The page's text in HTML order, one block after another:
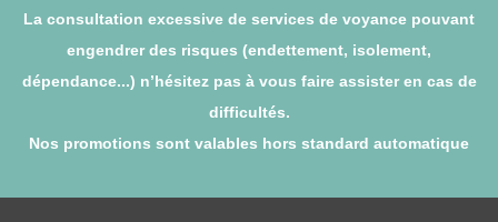
La consultation excessive de services de voyance pouvant
engendrer des risques (endettement, isolement,
dépendance...) n’hésitez pas à vous faire assister en cas de
difficultés.
Nos promotions sont valables hors standard automatique